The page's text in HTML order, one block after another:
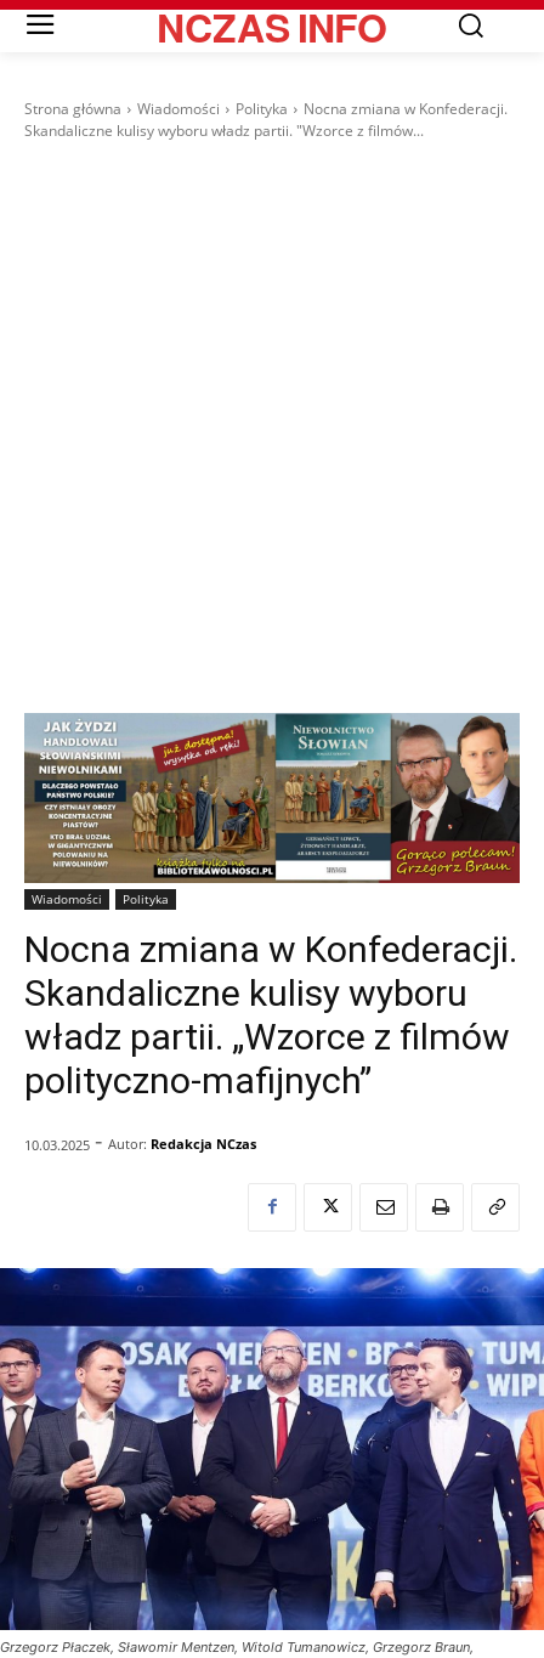
NCZASINFO
Strona główna Wiadomości Polityka
Nocna zmiana w Konfederacji.
Skandaliczne kulisy wyboru władz partii. "Wzorce z filmów...
Wiadomości Polityka
Nocna zmiana w Konfederacji.
Skandaliczne kulisy wyboru
władz partii. „Wzorce z filmów
polityczno-mafijnych”
10.03.2025 - Autor: Redakcja NCzas
Grzegorz Płaczek, Sławomir Mentzen, Witold Tumanowicz, Grzegorz Braun,